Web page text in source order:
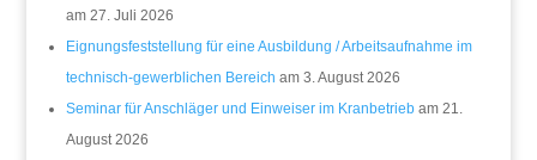
am 27. Juli 2026
Eignungsfeststellung für eine Ausbildung / Arbeitsaufnahme im
technisch-gewerblichen Bereich am 3. August 2026
Seminar für Anschläger und Einweiser im Kranbetriebam 21.
August 2026